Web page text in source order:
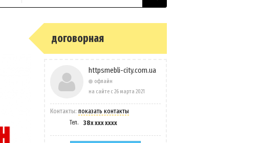
договорная
httpsmebli-city.com.ua
офлайн
на сайте с 26 марта 2021
Контакты: показать контакты
Тел. 38x xxx xxxx